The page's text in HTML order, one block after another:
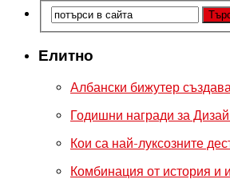
Елитно
Албански бижутер
Годишни награди за
Кои са най-луксозните
Комбинация от история и